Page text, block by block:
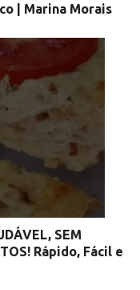
| Marina Morais
SEM
Rápido, Fácil e